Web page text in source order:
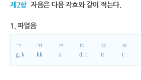
제2항 자음은 다음 각호와 같이 적는다.
1. 파열음
ㄱ
g, k
ㄲ
kk
ㅋ
k
ㄷ
d, t
ㄸ
tt
ㅌ
t